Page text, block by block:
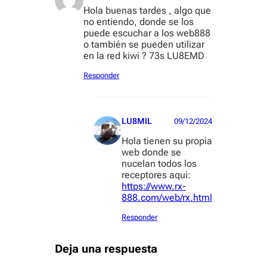
Hola buenas tardes , algo que
no entiendo, donde se los
puede escuchar a los web888
o también se pueden utilizar
en la red kiwi ? 73s LU8EMD
Responder
LU8MIL 09/12/2024
Hola tienen su propia
web donde se
nucelan todos los
receptores aqui:
https://www.rx-
888.com/web/rx.html
Responder
Deja una respuesta